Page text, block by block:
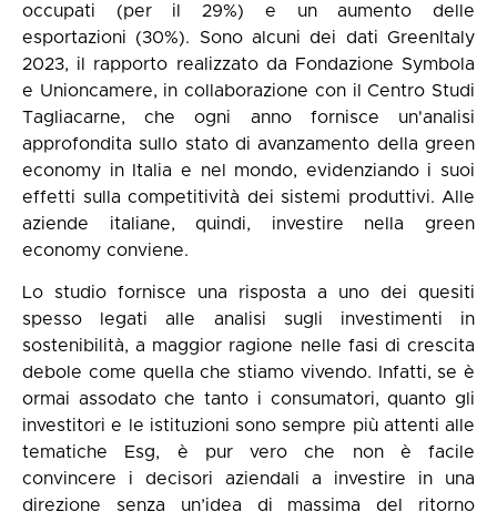
occupati (per il 29%) e un aumento delle
esportazioni (30%). Sono alcuni dei dati GreenItaly
2023, il rapporto realizzato da Fondazione Symbola
e Unioncamere, in collaborazione con il Centro Studi
Tagliacarne, che ogni anno fornisce un'analisi
approfondita sullo stato di avanzamento della green
economy in Italia e nel mondo, evidenziando i suoi
effetti sulla competitività dei sistemi produttivi. Alle
aziende italiane, quindi, investire nella green
economy conviene.
Lo studio fornisce una risposta a uno dei quesiti
spesso legati alle analisi sugli investimenti in
sostenibilità, a maggior ragione nelle fasi di crescita
debole come quella che stiamo vivendo. Infatti, se è
ormai assodato che tanto i consumatori, quanto gli
investitori e le istituzioni sono sempre più attenti alle
tematiche Esg, è pur vero che non è facile
convincere i decisori aziendali a investire in una
direzione senza un’idea di massima del ritorno